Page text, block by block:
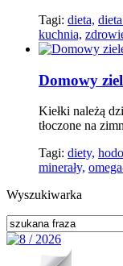
Tagi: dieta,
kuchnia,
Domowy
Kiełki należą
tłoczone na
Tagi: diety,
minerały,
Wyszukiwarka